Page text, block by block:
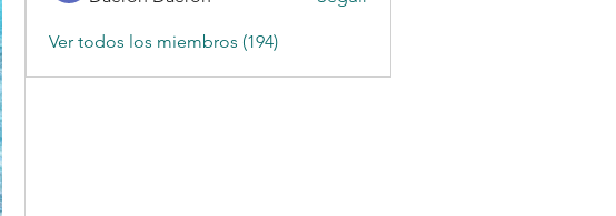
Ver todos los miembros (194)